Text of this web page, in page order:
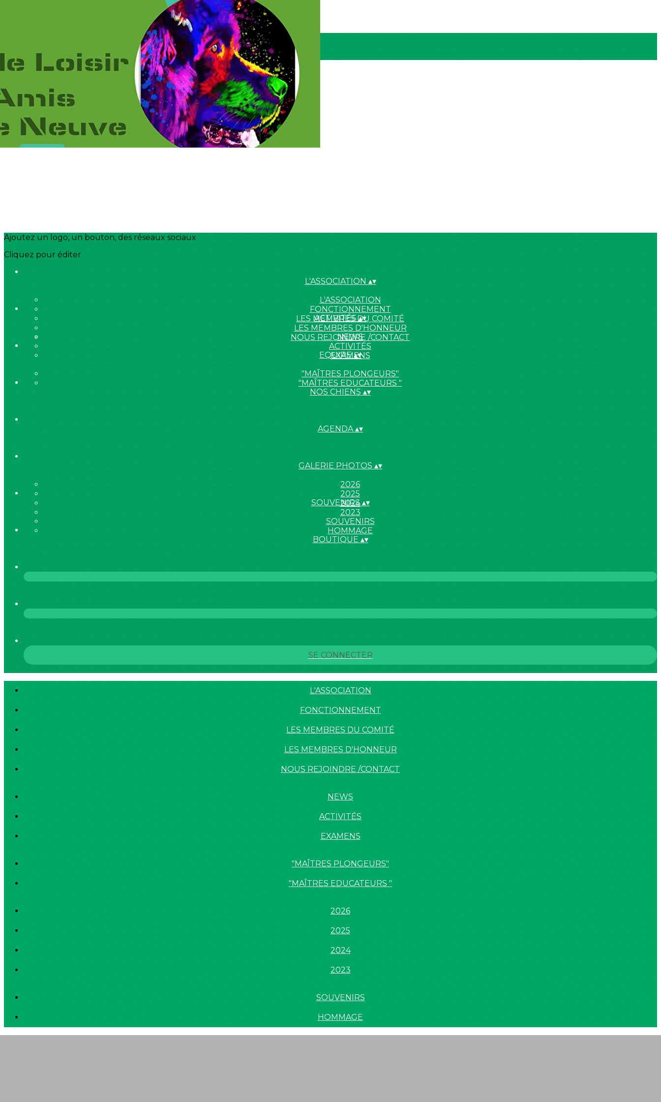
Exporter uniquement les colonnes affichées
Menu
?>
Cliquez pour éditer
Ajoutez un logo, un bouton, des réseaux sociaux
Cliquez pour éditer
L'ASSOCIATION ▴▾
L'ASSOCIATION
FONCTIONNEMENT
LES MEMBRES DU COMITÉ
LES MEMBRES D'HONNEUR
NOUS REJOINDRE /CONTACT
ACTIVITÉS▴▾
NEWS
ACTIVITÉS
EXAMENS
EQUIPE▴▾
"MAÎTRES PLONGEURS"
"MAÎTRES EDUCATEURS "
NOS CHIENS ▴▾
AGENDA▴▾
GALERIE PHOTOS ▴▾
2026
2025
2024
2023
SOUVENIRS▴▾
SOUVENIRS
HOMMAGE
BOUTIQUE ▴▾
SE CONNECTER
L'ASSOCIATION
FONCTIONNEMENT
LES MEMBRES DU COMITÉ
LES MEMBRES D'HONNEUR
NOUS REJOINDRE /CONTACT
NEWS
ACTIVITÉS
EXAMENS
"MAÎTRES PLONGEURS"
"MAÎTRES EDUCATEURS "
2026
2025
2024
2023
SOUVENIRS
HOMMAGE